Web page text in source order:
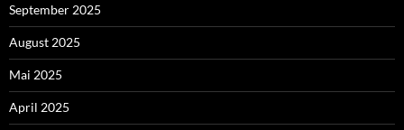
September 2025
August 2025
Mai 2025
April 2025